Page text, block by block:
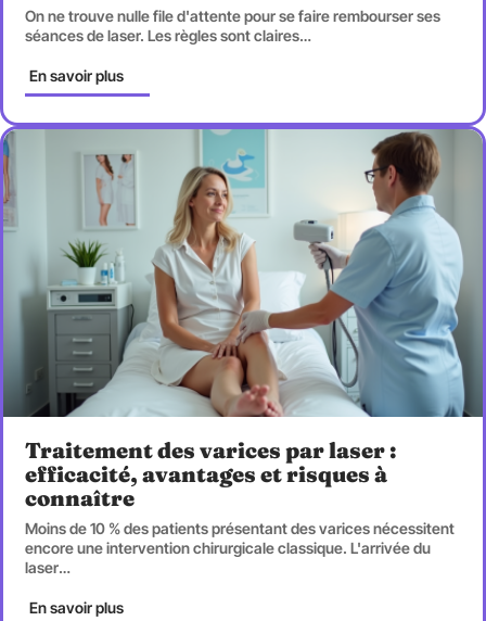
On ne trouve nulle file d'attente pour se faire rembourser ses
séances de laser. Les règles sont claires…
En savoir plus
Traitement des varices par laser :
efficacité, avantages et risques à
connaître
Moins de 10 % des patients présentant des varices nécessitent
encore une intervention chirurgicale classique. L'arrivée du
laser…
En savoir plus